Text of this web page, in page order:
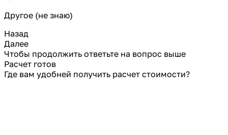
Другое (не знаю)
Назад
Далее
Чтобы продолжить ответьте на вопрос выше
Расчет готов
Где вам удобней получить расчет стоимости?